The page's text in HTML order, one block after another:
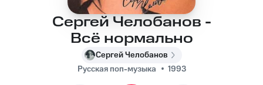
Сергей Челобанов -
Всё нормально
Сергей Челобанов
Русская поп-музыка
1993